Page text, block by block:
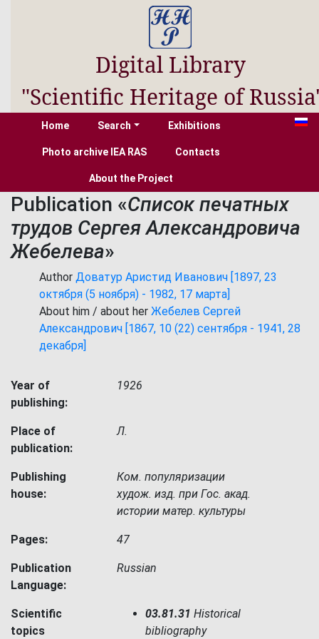
Digital Library
"Scientific Heritage of
Home Search Exhibitions
Photo archive IEA RAS Contacts
About the Project
Publication «Список печатных
трудов Сергея Александровича
Жебелева»
Author Доватур Аристид Иванович [1897, 23
октября (5 ноября) - 1982, 17 марта]
About him / about her Жебелев Сергей
Александрович [1867, 10 (22) сентября - 1941, 28
декабря]
Year of
publishing:
1926
Place of
publication:
Л.
Publishing
house:
Ком. популяризации
худож. изд. при Гос. акад.
истории матер. культуры
Pages: 47
Publication
Language:
Russian
Scientific
topics
03.81.31 Historical
bibliography